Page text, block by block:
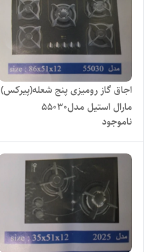
اجاق گاز رومیزی پنج شعله(پیرکس)
مارال استیل مدل۵۵۰۳۰
ناموجود